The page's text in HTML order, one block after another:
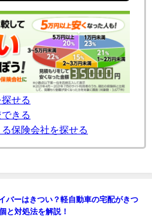
せる
きる
保険会社を探せる
バーはきつい？軽自動車の宅配がきつ
と対処法を解説！